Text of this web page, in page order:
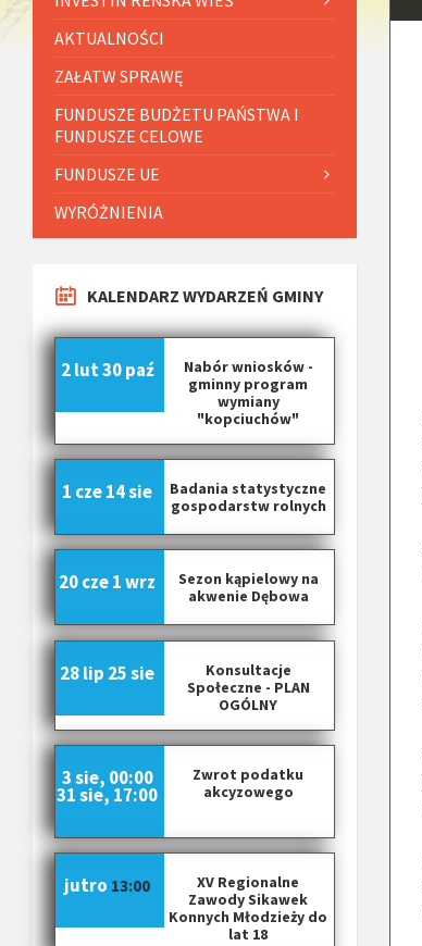
AKTUALNOŚCI
ZAŁATW SPRAWĘ
FUNDUSZE BUDŻETU PAŃSTWA I
FUNDUSZE CELOWE
FUNDUSZE UE
WYRÓŻNIENIA
KALENDARZ WYDARZEŃ GMINY
Nabór wniosków -
gminny program
wymiany
"kopciuchów"
2 lut30 paź
Badania statystyczne
gospodarstw rolnych
1 cze14 sie
Sezon kąpielowy na
akwenie Dębowa
20 cze1 wrz
Konsultacje
Społeczne - PLAN
OGÓLNY
28 lip 25 sie
Zwrot podatku
akcyzowego
3 sie, 00:00
31 sie, 17:00
XV Regionalne
Zawody Sikawek
Konnych Młodzieży do
lat 18
jutro 13:00